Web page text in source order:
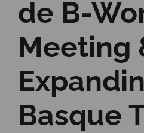
de B-
Meeting
Basque